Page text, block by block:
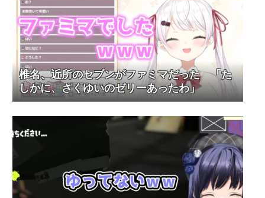
椎名、近所のセブンがファミマだった 「た
しかに、さくゆいのゼリーあったわ」